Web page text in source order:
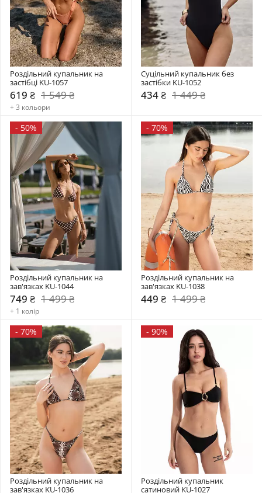
Роздільний купальник на
застібці KU-1057
619 ₴ 1 549 ₴
+ 3 кольори
Суцільний купальник без
застібки KU-1052
434 ₴ 1 449 ₴
- 50%
Роздільний купальник на
зав'язках KU-1044
749 ₴ 1 499 ₴
+ 1 колір
- 70%
Роздільний купальник на
зав'язках KU-1038
449 ₴ 1 499 ₴
- 70%
Роздільний купальник на
зав'язках KU-1036
- 90%
Роздільний купальник
сатиновий KU-1027